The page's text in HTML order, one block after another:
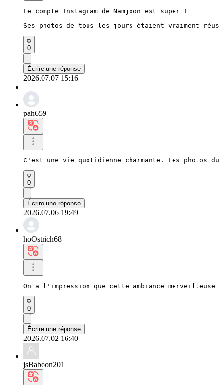
Le compte Instagram de Namjoon est super !
Ses photos de tous les jours étaient vraiment
0
Écrire une réponse
2026.07.07 15:16
pah659
C'est une vie quotidienne charmante. Les photos
0
Écrire une réponse
2026.07.06 19:49
hoOstrich68
On a l'impression que cette ambiance
0
Écrire une réponse
2026.07.02 16:40
jsBaboon201